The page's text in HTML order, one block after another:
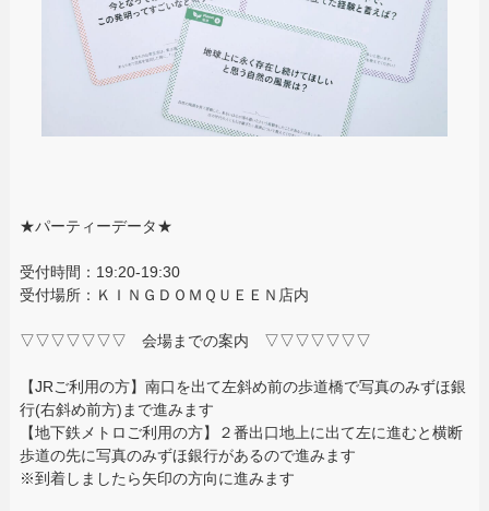
★パーティーデータ★
受付時間：19:20-19:30
受付場所：ＫＩＮＧＤＯＭＱＵＥＥＮ店内
▽▽▽▽▽▽▽ 会場までの案内 ▽▽▽▽▽▽▽
【JRご利用の方】南口を出て左斜め前の歩道橋で写真のみずほ銀
行(右斜め前方)まで進みます
【地下鉄メトロご利用の方】２番出口地上に出て左に進むと横断
歩道の先に写真のみずほ銀行があるので進みます
※到着しましたら矢印の方向に進みます